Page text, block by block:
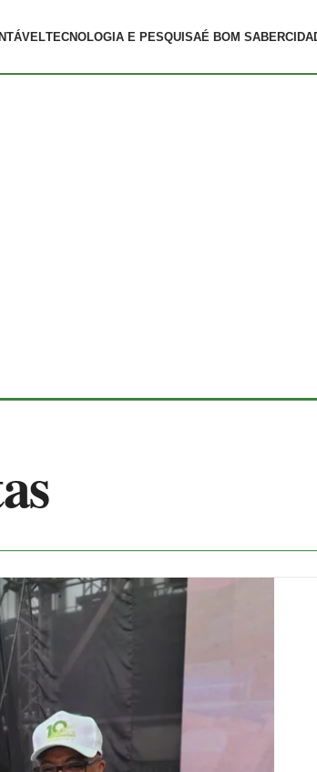
TECNOLOGIA E PESQUISAÉ BOM SABER